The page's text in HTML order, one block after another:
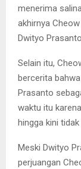
menerima
akhirnya
Dwityo
Selain itu,
bercerita
Prasanto
waktu itu
hingga kini
Meski Dwityo
perjuangan